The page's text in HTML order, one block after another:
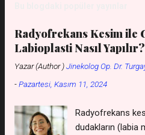
olma
Kızlık Zarı
isteyin *** (
gerekmez - gizli
Radyofrekans Kesim ile
Labioplasti Nasıl Yapılır?
Yazar (Author )Jinekolog Op. Dr.
-Pazartesi, Kasım 11, 2024
Radyofrekans
dudakların (labia